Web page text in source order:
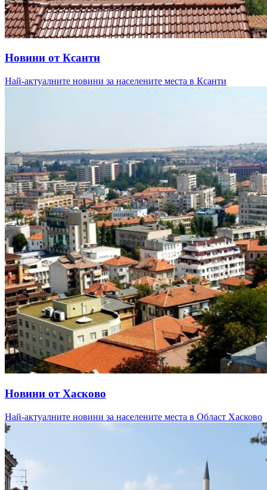
Новини от Ксанти
Най-актуалните новини за населените места в Ксанти
Новини от Хасково
Най-актуалните новини за населените места в Област Хасково